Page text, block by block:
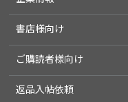
書店様向け
ご購読者様向け
返品入帖依頼